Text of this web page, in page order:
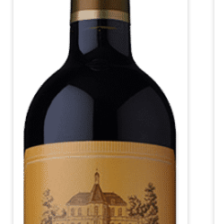
CHÂTEAU FONREAUD
Crus Bourgeois supérieur
Red • 2014